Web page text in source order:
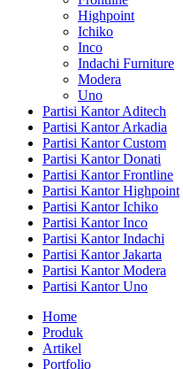
Highpoint
Ichiko
Inco
Indachi Furniture
Modera
Uno
Partisi Kantor Aditech
Partisi Kantor Arkadia
Partisi Kantor Custom
Partisi Kantor Donati
Partisi Kantor Frontline
Partisi Kantor Highpoint
Partisi Kantor Ichiko
Partisi Kantor Inco
Partisi Kantor Indachi
Partisi Kantor Jakarta
Partisi Kantor Modera
Partisi Kantor Uno
Home
Produk
Artikel
Portfolio